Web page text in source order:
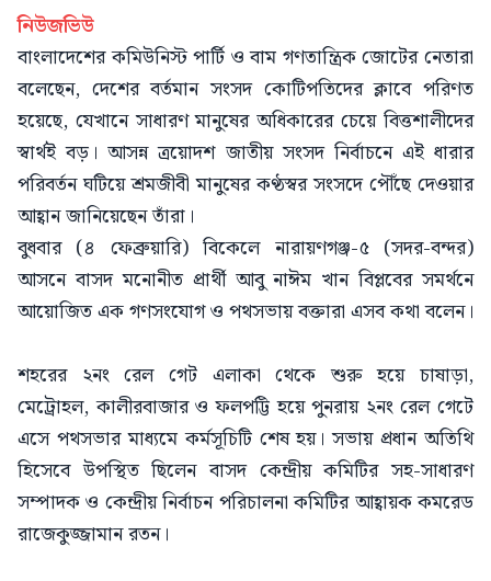
নিউজভিউ
বাংলাদেশের কমিউনিস্ট পার্টি ও বাম গণতান্ত্রিক জোটের নেতারা
বলেছেন, দেশের বর্তমান সংসদ কোটিপতিদের ক্লাবে পরিণত
হয়েছে, যেখানে সাধারণ মানুষের অধিকারের চেয়ে বিত্তশালীদের
স্বার্থই বড়। আসন্ন ত্রয়োদশ জাতীয় সংসদ নির্বাচনে এই ধারার
পরিবর্তন ঘটিয়ে শ্রমজীবী মানুষের কণ্ঠস্বর সংসদে পৌঁছে দেওয়ার
আহ্বান জানিয়েছেন তাঁরা।
​বুধবার (৪ ফেব্রুয়ারি) বিকেলে নারায়ণগঞ্জ-৫ (সদর-বন্দর)
আসনে বাসদ মনোনীত প্রার্থী আবু নাঈম খান বিপ্লবের সমর্থনে
আয়োজিত এক গণসংযোগ ও পথসভায় বক্তারা এসব কথা বলেন।
শহরের ২নং রেল গেট এলাকা থেকে শুরু হয়ে চাষাড়া,
মেট্রোহল, কালীরবাজার ও ফলপট্টি হয়ে পুনরায় ২নং রেল গেটে
এসে পথসভার মাধ্যমে কর্মসূচিটি শেষ হয়। সভায় প্রধান অতিথি
হিসেবে উপস্থিত ছিলেন বাসদ কেন্দ্রীয় কমিটির সহ-সাধারণ
সম্পাদক ও কেন্দ্রীয় নির্বাচন পরিচালনা কমিটির আহ্বায়ক কমরেড
রাজেকুজ্জামান রতন।